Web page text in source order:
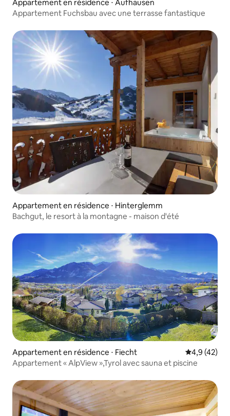
Appartement en résidence ⋅ Aufhausen
Appartement Fuchsbau avec une terrasse fantastique
Appartement en résidence ⋅ Hinterglemm
Bachgut, le resort à la montagne - maison d'été
Appartement en résidence ⋅ Fiecht Évaluation
4,9 (42)
Appartement « AlpView »,Tyrol avec sauna et piscine